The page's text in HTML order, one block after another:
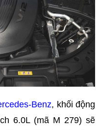
Benz, khối động
6.0L (mã M 279) sẽ